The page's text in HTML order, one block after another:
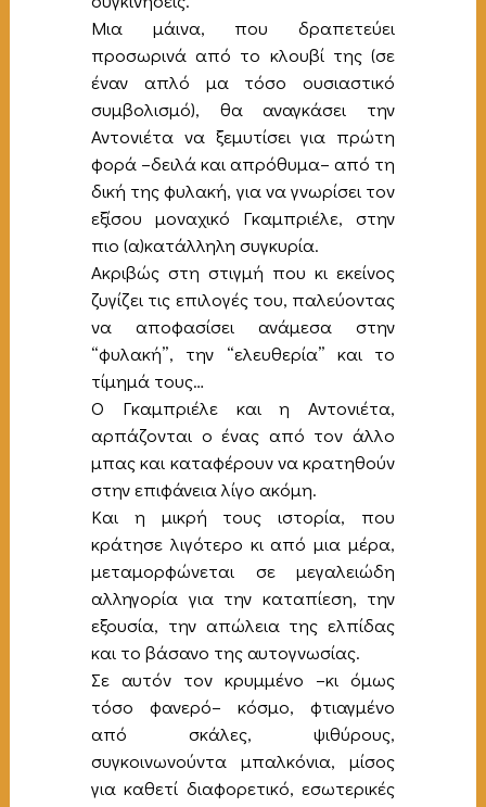
Μια μάινα, που δραπετεύει
προσωρινά από το κλουβί της (σε
έναν απλό μα τόσο ουσιαστικό
συμβολισμό), θα αναγκάσει την
Αντονιέτα να ξεμυτίσει για πρώτη
φορά –δειλά και απρόθυμα– από τη
δική της φυλακή, για να γνωρίσει τον
εξίσου μοναχικό Γκαμπριέλε, στην
πιο (α)κατάλληλη συγκυρία.
Ακριβώς στη στιγμή που κι εκείνος
ζυγίζει τις επιλογές του, παλεύοντας
να αποφασίσει ανάμεσα στην
“φυλακή”, την “ελευθερία” και το
τίμημά τους…
Ο Γκαμπριέλε και η Αντονιέτα,
αρπάζονται ο ένας από τον άλλο
μπας και καταφέρουν να κρατηθούν
στην επιφάνεια λίγο ακόμη.
Και η μικρή τους ιστορία, που
κράτησε λιγότερο κι από μια μέρα,
μεταμορφώνεται σε μεγαλειώδη
αλληγορία για την καταπίεση, την
εξουσία, την απώλεια της ελπίδας
και το βάσανο της αυτογνωσίας.
Σε αυτόν τον κρυμμένο –κι όμως
τόσο φανερό– κόσμο, φτιαγμένο
από σκάλες, ψιθύρους,
συγκοινωνούντα μπαλκόνια, μίσος
για καθετί διαφορετικό, εσωτερικές